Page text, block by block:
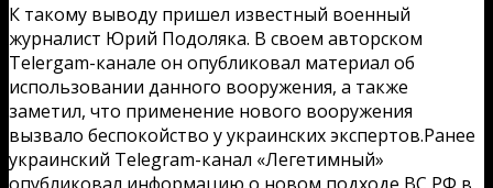
К такому выводу пришел известный военный
журналист Юрий Подоляка. В своем авторском
Telergam-канале он опубликовал материал об
использовании данного вооружения, а также
заметил, что применение нового вооружения
вызвало беспокойство у украинских экспертов.Ранее
украинский Telegram-канал «Легетимный»